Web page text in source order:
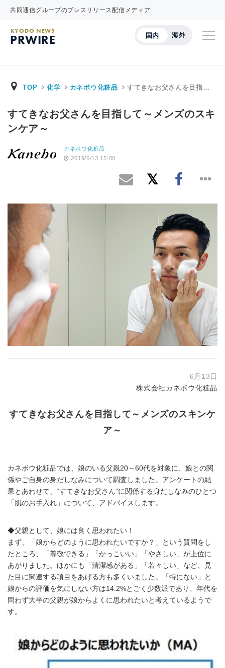
共同通信グループのプレスリリース配信メディア
国内 海外
KYODO NEWS
PRWIRE
TOP 化学 カネボウ化粧品 すてきなお父さんを目指…
すてきなお父さんを目指して～メンズのスキ
ンケア～
カネボウ化粧品
2019/6/13 15:00
6月13日
株式会社カネボウ化粧品
すてきなお父さんを目指して～メンズのスキンケ
ア～
カネボウ化粧品では、娘のいる父親20～60代を対象に、娘との関
係やご自身の身だしなみについて調査しました。アンケートの結
果とあわせて、“すてきなお父さん”に関係する身だしなみのひとつ
「肌のお手入れ」について、アドバイスします。
◆父親として、娘には良く思われたい！
まず、「娘からどのように思われたいですか？」という質問をし
たところ、「尊敬できる」「かっこいい」「やさしい」が上位に
あがりました。ほかにも「清潔感がある」「若々しい」など、見
た目に関連する項目をあげる方も多くいました。「特にない」と
娘からの評価を気にしない方は14.2%とごく少数派であり、年代を
問わず大半の父親が娘からよくに思われたいと考えているようで
す。